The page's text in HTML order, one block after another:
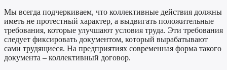
Мы всегда подчеркиваем, что коллективные действия должны
иметь не протестный характер, а выдвигать положительные
требования, которые улучшают условия труда. Эти требования
следует фиксировать документом, который вырабатывают
сами трудящиеся. На предприятиях современная форма такого
документа – коллективный договор.